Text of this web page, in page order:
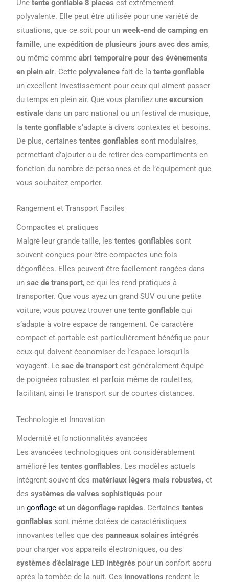
Unetente gonflable 8 places est extrêmement
polyvalente. Elle peut être utilisée pour une variété de
situations, que ce soit pour unweek-end de camping en
famille, uneexpédition de plusieurs jours avec des amis,
ou même commeabri temporaire pour des événements
en plein air. Cettepolyvalence fait de latente gonflable
un excellent investissement pour ceux qui aiment passer
du temps en plein air. Que vous planifiez uneexcursion
estivale dans un parc national ou un festival de musique,
latente gonflable s’adapte à divers contextes et besoins.
De plus, certainestentes gonflables sont modulaires,
permettant d’ajouter ou de retirer des compartiments en
fonction du nombre de personnes et de l’équipement que
vous souhaitez emporter.
Rangement et Transport Faciles
Compactes et pratiques
Malgré leur grande taille, lestentes gonflables sont
souvent conçues pour être compactes une fois
dégonflées. Elles peuvent être facilement rangées dans
unsac de transport, ce qui les rend pratiques à
transporter. Que vous ayez un grand SUV ou une petite
voiture, vous pouvez trouver unetente gonflable qui
s’adapte à votre espace de rangement. Ce caractère
compact et portable est particulièrement bénéfique pour
ceux qui doivent économiser de l’espace lorsqu’ils
voyagent. Lesac de transport est généralement équipé
de poignées robustes et parfois même de roulettes,
facilitant ainsi le transport sur de courtes distances.
Technologie et Innovation
Modernité et fonctionnalités avancées
Les avancées technologiques ont considérablement
amélioré lestentes gonflables. Les modèles actuels
intègrent souvent desmatériaux légers mais robustes, et
dessystèmes de valves sophistiqués pour
ungonflage et un dégonflage rapides. Certainestentes
gonflables sont même dotées de caractéristiques
innovantes telles que despanneaux solaires intégrés
pour charger vos appareils électroniques, ou des
systèmes d’éclairage LED intégrés pour un confort accru
après la tombée de la nuit. Ces innovations rendent le